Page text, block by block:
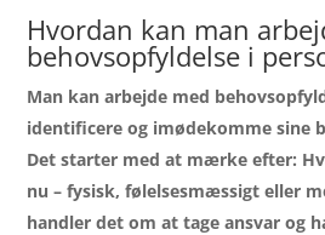
Hvordan kan man
behovsopfyldelse i
Man kan arbejde med
identificere og imødekomme sine
Det starter med at mærke efter:
nu – fysisk, følelsesmæssigt eller
handler det om at tage ansvar og